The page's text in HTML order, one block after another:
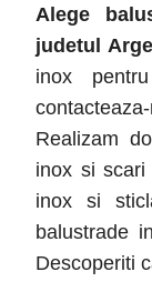
Alege
judetul
inox
Realizam
inox si scari
inox si
balustrade
Descoperiti